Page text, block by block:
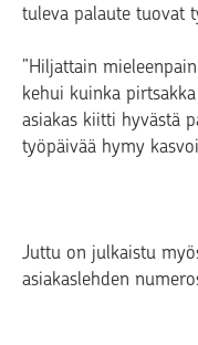
tuleva palaute tuovat
”Hiljattain
kehui kuinka
asiakas kiitti hyvästä
työpäivää hymy
Juttu on julkaistu
asiakaslehden